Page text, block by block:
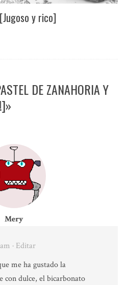
[Jugoso y rico]
DE ZANAHORIA Y
Mery
· Editar
me ha gustado la
con dulce, el bicarbonato